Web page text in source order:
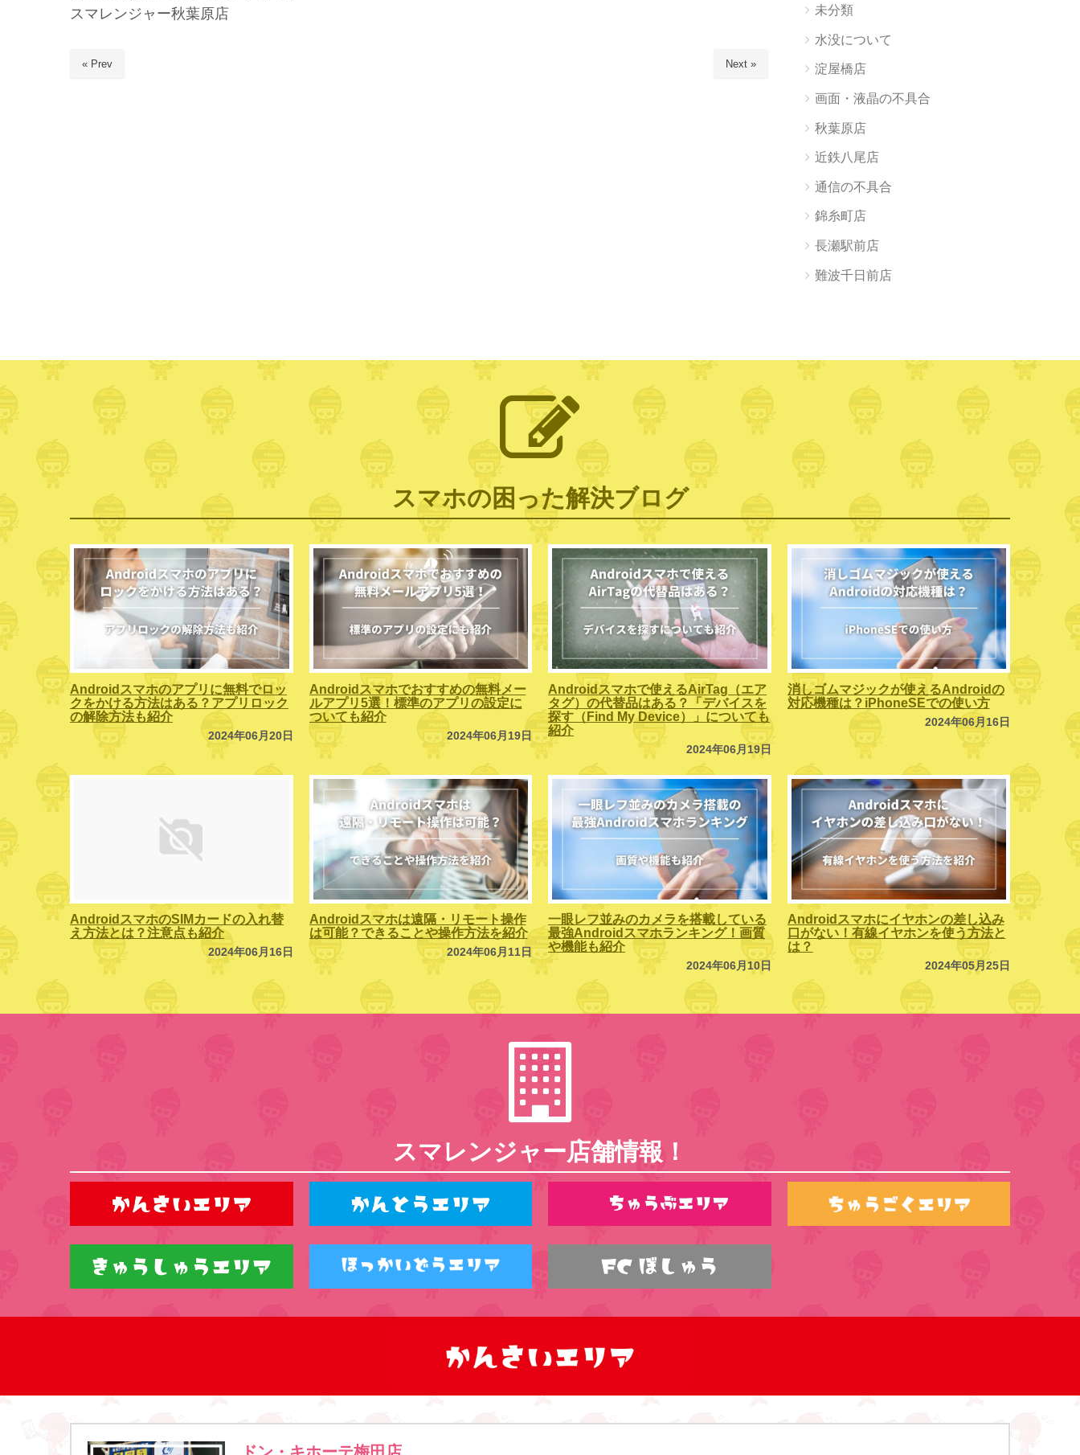
スマレンジャー秋葉原店
« Prev Next »
未分類
水没について
淀屋橋店
画面・液晶の不具合
秋葉原店
近鉄八尾店
通信の不具合
錦糸町店
長瀬駅前店
難波千日前店
スマホの困った解決ブログ
Androidスマホのアプリに無料でロッ
クをかける方法はある？アプリロック
の解除方法も紹介
2024年06月20日
Androidスマホでおすすめの無料メー
ルアプリ5選！標準のアプリの設定に
ついても紹介
2024年06月19日
Androidスマホで使えるAirTag（エア
タグ）の代替品はある？「デバイスを
探す（Find My Device）」についても
紹介
2024年06月19日
消しゴムマジックが使えるAndroidの
対応機種は？iPhoneSEでの使い方
2024年06月16日
AndroidスマホのSIMカードの入れ替
え方法とは？注意点も紹介
2024年06月16日
Androidスマホは遠隔・リモート操作
は可能？できることや操作方法を紹介
2024年06月11日
一眼レフ並みのカメラを搭載している
最強Androidスマホランキング！画質
や機能も紹介
2024年06月10日
Androidスマホにイヤホンの差し込み
口がない！有線イヤホンを使う方法と
は？
2024年05月25日
スマレンジャー店舗情報！